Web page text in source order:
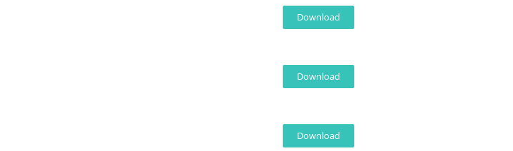
Download
Download
Download